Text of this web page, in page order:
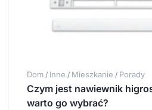
Dom / Inne / Mieszkanie / Porady
Czym jest nawiewnik
warto go wybrać?